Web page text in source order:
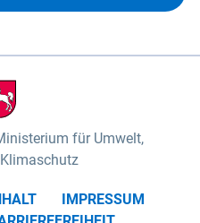
für Umwelt,
IMPRESSUM